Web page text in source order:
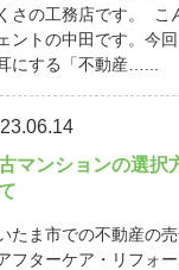
さの工務店です。 こ
ントの中田です。今
にする「不動産…...
マンションの選択
たま市での不動産の
フターケア・リフォ